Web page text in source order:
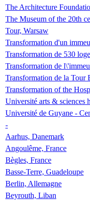
The Architecture
The Museum of the 20th
Tour, Warsaw
Transformation d'un
Transformation de 530
Transformation de
Transformation de la Tour
Transformation of the
Université arts & sciences
Université de Guyane -
-
Aarhus, Danemark
Angoulême, France
Bègles, France
Basse-Terre, Guadeloupe
Berlin, Allemagne
Beyrouth, Liban